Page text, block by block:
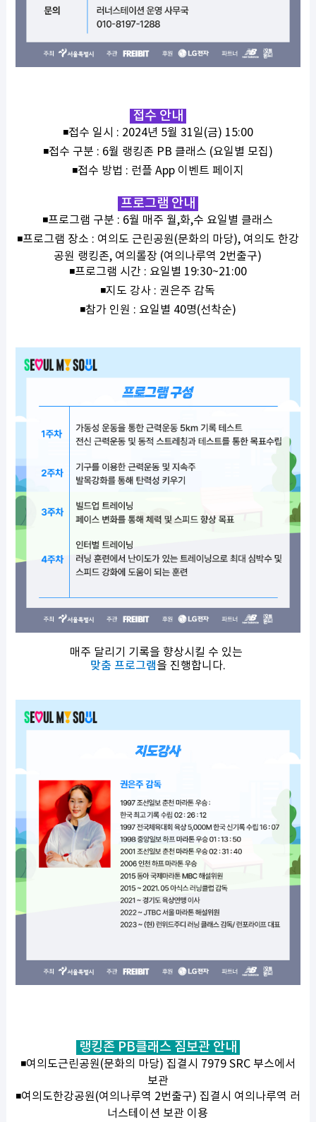
접수 안내
◾접수 일시 : 2024년 5월 31일(금) 15:00
◾접수 구분 : 6월 랭킹존 PB 클래스 (요일별 모집)
◾접수 방법 : 런플 App 이벤트 페이지
프로그램 안내
◾프로그램 구분 : 6월 매주 월,화,수 요일별 클래스
◾프로그램 장소 : 여의도 근린공원(문화의 마당), 여의도 한강
공원 랭킹존, 여의롤장 (여의나루역 2번출구)
◾프로그램 시간 : 요일별 19:30~21:00
◾지도 강사 : 권은주 감독
◾참가 인원 : 요일별 40명(선착순)
매주 달리기 기록을 향상시킬 수 있는
맞춤 프로그램을 진행합니다.
랭킹존 PB클래스 짐보관 안내
◾여의도근린공원(문화의 마당) 집결시 7979 SRC 부스에서
보관
◾여의도한강공원(여의나루역 2번출구) 집결시 여의나루역 러
너스테이션 보관 이용